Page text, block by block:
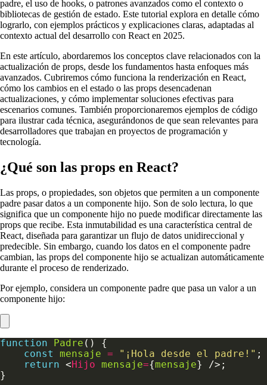
padre, el uso de hooks, o patrones avanzados como el contexto o
bibliotecas de gestión de estado. Este tutorial explora en detalle cómo
lograrlo, con ejemplos prácticos y explicaciones claras, adaptadas al
contexto actual del desarrollo con React en 2025.
En este artículo, abordaremos los conceptos clave relacionados con la
actualización de props, desde los fundamentos hasta enfoques más
avanzados. Cubriremos cómo funciona la renderización en React,
cómo los cambios en el estado o las props desencadenan
actualizaciones, y cómo implementar soluciones efectivas para
escenarios comunes. También proporcionaremos ejemplos de código
para ilustrar cada técnica, asegurándonos de que sean relevantes para
desarrolladores que trabajan en proyectos de programación y
tecnología.
¿Qué son las props en React?
Las props, o propiedades, son objetos que permiten a un componente
padre pasar datos a un componente hijo. Son de solo lectura, lo que
significa que un componente hijo no puede modificar directamente las
props que recibe. Esta inmutabilidad es una característica central de
React, diseñada para garantizar un flujo de datos unidireccional y
predecible. Sin embargo, cuando los datos en el componente padre
cambian, las props del componente hijo se actualizan automáticamente
durante el proceso de renderizado.
Por ejemplo, considera un componente padre que pasa un valor a un
componente hijo:
function Padre
const
mensaje = "¡Hola desde el padre!"
return <Hijo mensaje={mensaje